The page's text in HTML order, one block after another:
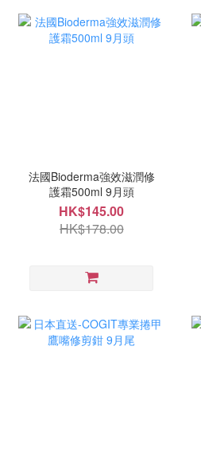
法國Bioderma強效滋潤修
護霜500ml 9月頭
HK$145.00
HK$178.00